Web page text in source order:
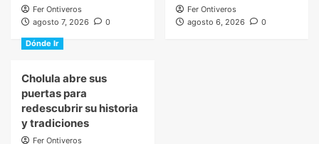
Fer Ontiveros
agosto 7, 2026
0
Fer Ontiveros
agosto 6, 2026
0
Dónde Ir
Cholula abre sus
puertas para
redescubrir su historia
y tradiciones
Fer Ontiveros